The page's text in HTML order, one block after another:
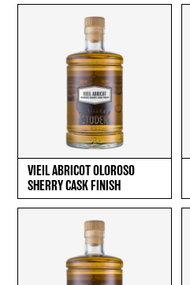
VIEIL ABRICOT OLOROSO
SHERRY CASK FINISH